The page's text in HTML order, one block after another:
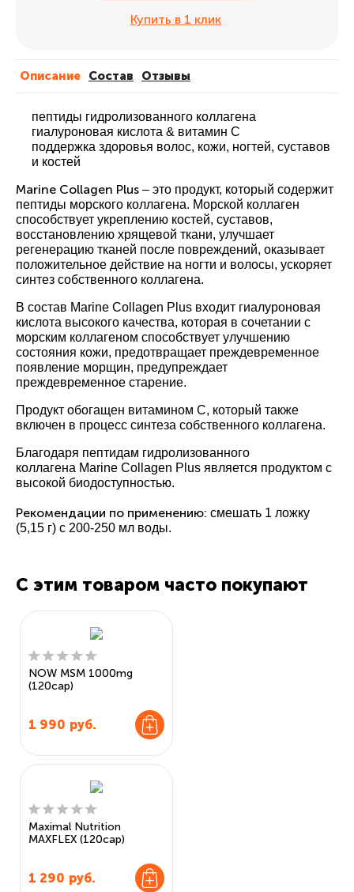
Купить в 1 клик
Описание Cостав Отзывы
пептиды гидролизованного коллагена
гиалуроновая кислота & витамин С
поддержка здоровья волос, кожи, ногтей, суставов
и костей
Marine Collagen Plus – это продукт, который содержит
пептиды морского коллагена. Морской коллаген
способствует укреплению костей, суставов,
восстановлению хрящевой ткани, улучшает
регенерацию тканей после повреждений, оказывает
положительное действие на ногти и волосы, ускоряет
синтез собственного коллагена.
В состав Marine Collagen Plus входит гиалуроновая
кислота высокого качества, которая в сочетании с
морским коллагеном способствует улучшению
состояния кожи, предотвращает преждевременное
появление морщин, предупреждает
преждевременное старение.
Продукт обогащен витамином С, который также
включен в процесс синтеза собственного коллагена.
Благодаря пептидам гидролизованного
коллагена Marine Collagen Plus является продуктом с
высокой биодоступностью.
Рекомендации по применению: смешать 1 ложку
(5,15 г) с 200-250 мл воды.
С этим товаром часто покупают
NOW MSM 1000mg
(120cap)
1 990 руб.
Maximal Nutrition
MAXFLEX (120cap)
1 290 руб.